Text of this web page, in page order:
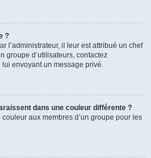
?
l’administrateur, il leur est attribué un chef
groupe d’utilisateurs, contactez
lui envoyant un message privé.
dans une couleur différente ?
couleur aux membres d’un groupe pour les